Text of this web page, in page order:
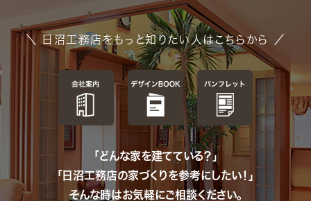
＼ 日沼工務店をもっと知りたい人はこちらから ／
「どんな家を建てている？」
「日沼工務店の家づくりを参考にしたい！」
そんな時はお気軽にご相談ください。